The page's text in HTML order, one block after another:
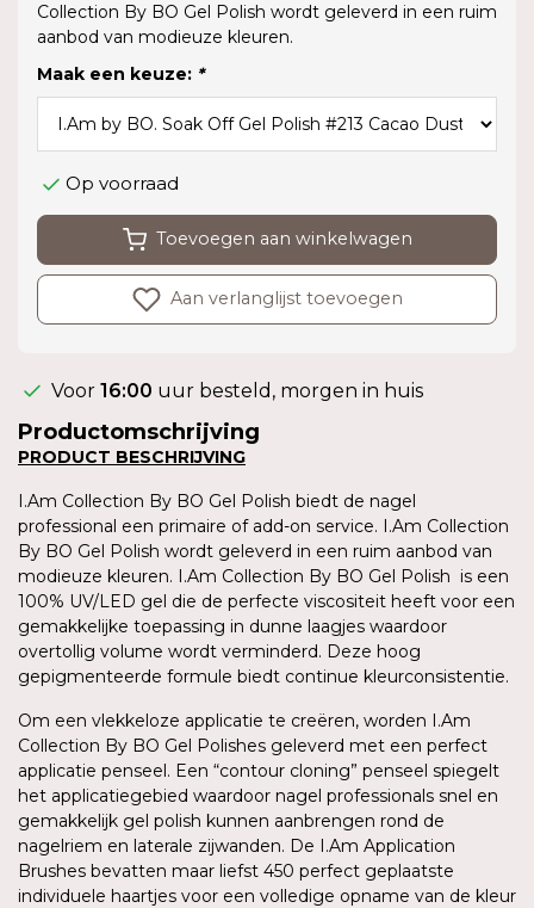
Collection By BO Gel Polish wordt geleverd in een ruim
aanbod van modieuze kleuren.
Maak een keuze: *
Op voorraad
Toevoegen aan winkelwagen
Aan verlanglijst toevoegen
Voor 16:00 uur besteld, morgen in huis
Productomschrijving
PRODUCT BESCHRIJVING
I.Am Collection By BO Gel Polish biedt de nagel
professional een primaire of add-on service. I.Am Collection
By BO Gel Polish wordt geleverd in een ruim aanbod van
modieuze kleuren. I.Am Collection By BO Gel Polish is een
100% UV/LED gel die de perfecte viscositeit heeft voor een
gemakkelijke toepassing in dunne laagjes waardoor
overtollig volume wordt verminderd. Deze hoog
gepigmenteerde formule biedt continue kleurconsistentie.
Om een vlekkeloze applicatie te creëren, worden I.Am
Collection By BO Gel Polishes geleverd met een perfect
applicatie penseel. Een “contour cloning” penseel spiegelt
het applicatiegebied waardoor nagel professionals snel en
gemakkelijk gel polish kunnen aanbrengen rond de
nagelriem en laterale zijwanden. De I.Am Application
Brushes bevatten maar liefst 450 perfect geplaatste
individuele haartjes voor een volledige opname van de kleur